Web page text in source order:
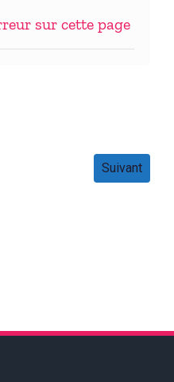
sur cette page
Suivant